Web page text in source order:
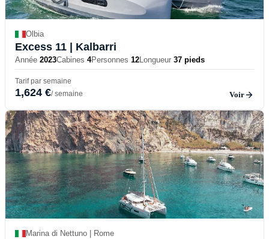
Olbia
Excess 11 | Kalbarri
Année 2023Cabines 4Personnes 12Longueur 37 pieds
Tarif par semaine
1,624 €/ semaine Voir
Marina di Nettuno | Rome